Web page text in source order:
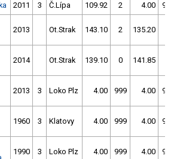
2011 3 Č.Lípa 109.92 2 4.00 999
2013 Ot.Strak 143.10 2 135.20
2014 Ot.Strak 139.10 0 141.85
2013 3 Loko Plz 4.00 999 4.00 999
1960 3 Klatovy 4.00 999 4.00 999
1990 3 Loko Plz 4.00 999 4.00 999